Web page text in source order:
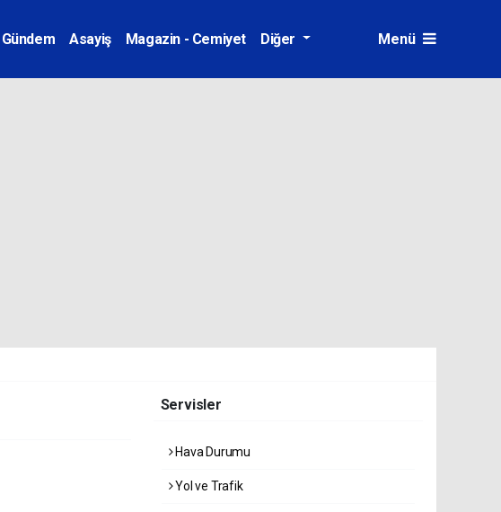
Gündem Asayiş Magazin - Cemiyet Diğer Menü
Servisler
Hava Durumu
Yol ve Trafik